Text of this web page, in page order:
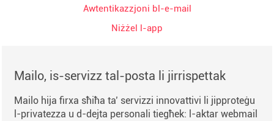
Awtentikazzjoni bl-e-mail
Niżżel l-app
Mailo, is-servizz tal-posta li jirrispettak
Mailo hija firxa sħiħa ta’ servizzi innovattivi li jipproteġu
l-privatezza u d-dejta personali tiegħek: l-aktar webmail